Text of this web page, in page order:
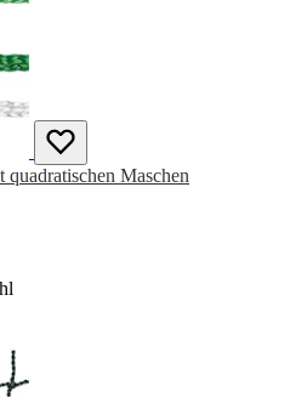
Maschen